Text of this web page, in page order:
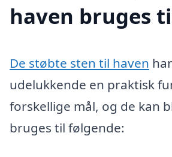
haven bruges
De støbte sten til haven
udelukkende en praktisk
forskellige mål, og de kan
bruges til følgende: